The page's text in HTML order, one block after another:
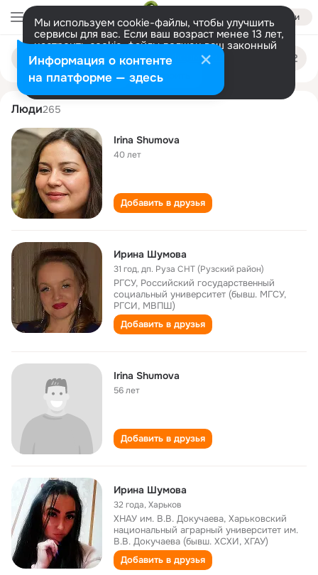
Войти
Мы используем cookie-файлы, чтобы улучшить
сервисы для вас. Если ваш возраст менее 13 лет,
настроить cookie-файлы должен ваш законный
представитель. Больше информации
Разрешить все Настроить
Поиск
людям
irina shumova
Люди265
Irina Shumova
40 лет
Добавить в друзья
Ирина Шумова
31 год,дп. Руза СНТ (Рузский район)
РГСУ, Российский государственный
социальный университет (бывш. МГСУ,
РГСИ, МВПШ)
Добавить в друзья
Irina Shumova
56 лет
Добавить в друзья
Ирина Шумова
32 года,Харьков
ХНАУ им. В.В. Докучаева, Харьковский
национальный аграрный университет им.
В.В. Докучаева (бывш. ХСХИ, ХГАУ)
Добавить в друзья
Информация о контенте
на платформе — здесь